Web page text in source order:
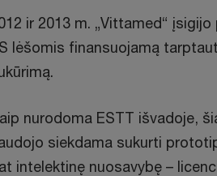
ir 2013 m. „Vittamed“
lėšomis finansuojamą
nurodoma ESTT išvadoje,
siekdama sukurti
intelektinę nuosavybę –